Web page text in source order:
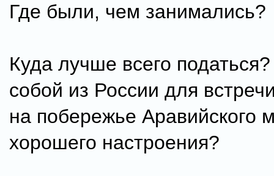
Где были, чем занимались?
Куда лучше всего
собой из России для
на побережье Аравийского
хорошего настроения?